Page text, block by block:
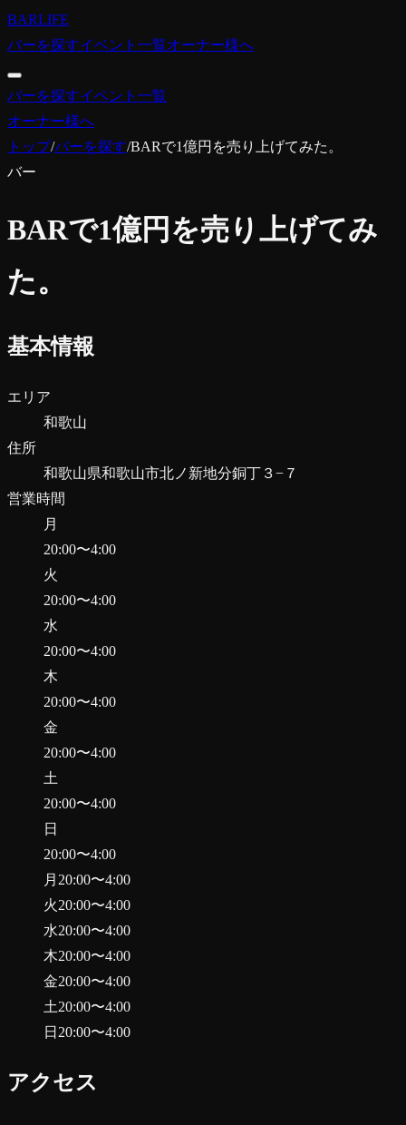
BARLIFE
バーを探すイベント一覧オーナー様へ
バーを探すイベント一覧
オーナー様へ
トップ/バーを探す/BARで1億円を売り上げてみた。
バー
BARで1億円を売り上げてみ
た。
基本情報
エリア
和歌山
住所
和歌山県和歌山市北ノ新地分銅丁３−７
営業時間
月
20:00〜4:00
火
20:00〜4:00
水
20:00〜4:00
木
20:00〜4:00
金
20:00〜4:00
土
20:00〜4:00
日
20:00〜4:00
月 20:00〜4:00
火20:00〜4:00
水20:00〜4:00
木20:00〜4:00
金20:00〜4:00
土20:00〜4:00
日 20:00〜4:00
アクセス